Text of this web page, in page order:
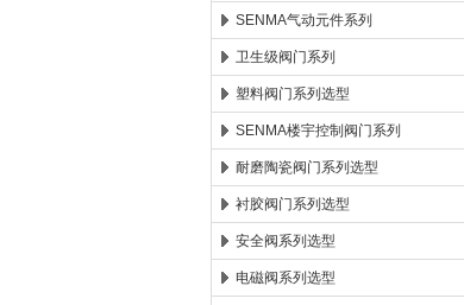
SENMA气动元件系列
卫生级阀门系列
塑料阀门系列选型
SENMA楼宇控制阀门系列
耐磨陶瓷阀门系列选型
衬胶阀门系列选型
安全阀系列选型
电磁阀系列选型